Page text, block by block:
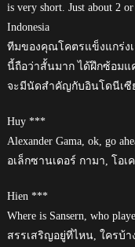
is very short. Just about 2
Indonesia
ทีมของคุณโคตรแข็งแกร่ง
นี้ถือว่าสั้นมาก ได้ฝึกซ้อม
จะมีนัดสำคัญกับอินโดนีเซี
Huy ***
Alexander Gama, ok, go
อเล็กซานเดอร์ กามา, โอ
Hien ***
Where is Sansern, who
สรรเสริญอยู่ที่ไหน, ใครบ้า